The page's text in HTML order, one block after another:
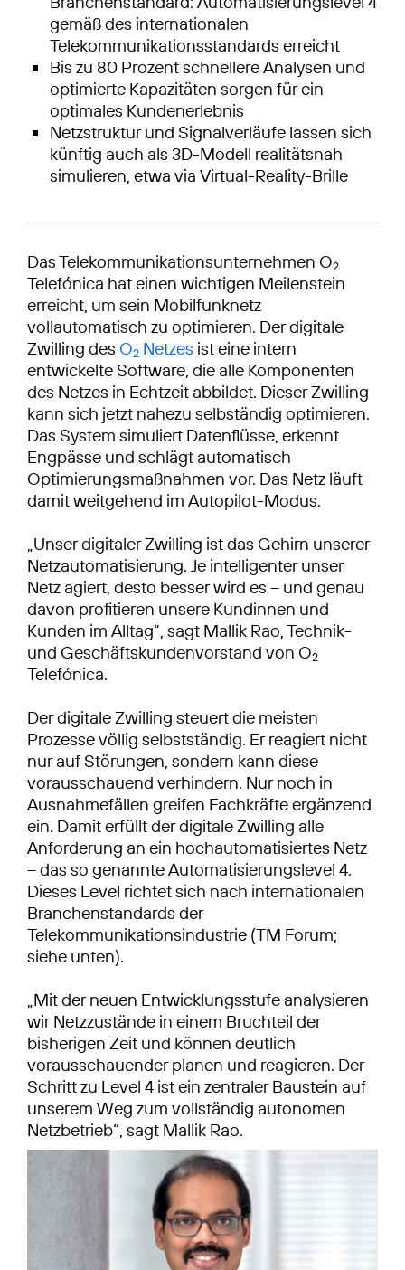
gemäß des internationalen
Telekommunikationsstandards erreicht
Bis zu 80 Prozent schnellere Analysen und
optimierte Kapazitäten sorgen für ein
optimales Kundenerlebnis
Netzstruktur und Signalverläufe lassen sich
künftig auch als 3D-Modell realitätsnah
simulieren, etwa via Virtual-Reality-Brille
Das Telekommunikationsunternehmen O2
Telefónica hat einen wichtigen Meilenstein
erreicht, um sein Mobilfunknetz
vollautomatisch zu optimieren. Der digitale
Zwilling des O2 Netzes ist eine intern
entwickelte Software, die alle Komponenten
des Netzes in Echtzeit abbildet. Dieser Zwilling
kann sich jetzt nahezu selbständig optimieren.
Das System simuliert Datenflüsse, erkennt
Engpässe und schlägt automatisch
Optimierungsmaßnahmen vor. Das Netz läuft
damit weitgehend im Autopilot-Modus.
„Unser digitaler Zwilling ist das Gehirn unserer
Netzautomatisierung. Je intelligenter unser
Netz agiert, desto besser wird es – und genau
davon profitieren unsere Kundinnen und
Kunden im Alltag“, sagt Mallik Rao, Technik-
und Geschäftskundenvorstand von O2
Telefónica.
Der digitale Zwilling steuert die meisten
Prozesse völlig selbstständig. Er reagiert nicht
nur auf Störungen, sondern kann diese
vorausschauend verhindern. Nur noch in
Ausnahmefällen greifen Fachkräfte ergänzend
ein. Damit erfüllt der digitale Zwilling alle
Anforderung an ein hochautomatisiertes Netz
– das so genannte Automatisierungslevel 4.
Dieses Level richtet sich nach internationalen
Branchenstandards der
Telekommunikationsindustrie (TM Forum;
siehe unten).
„Mit der neuen Entwicklungsstufe analysieren
wir Netzzustände in einem Bruchteil der
bisherigen Zeit und können deutlich
vorausschauender planen und reagieren. Der
Schritt zu Level 4 ist ein zentraler Baustein auf
unserem Weg zum vollständig autonomen
Netzbetrieb“, sagt Mallik Rao.